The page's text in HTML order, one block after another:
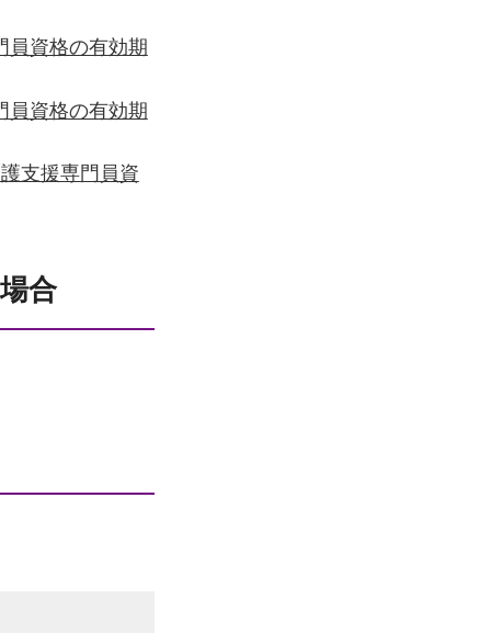
員資格の有効期
員資格の有効期
支援専門員資
合